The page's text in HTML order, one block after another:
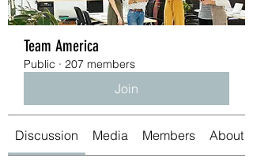
Team America
Public · 207 members
Join
Discussion Media Members About